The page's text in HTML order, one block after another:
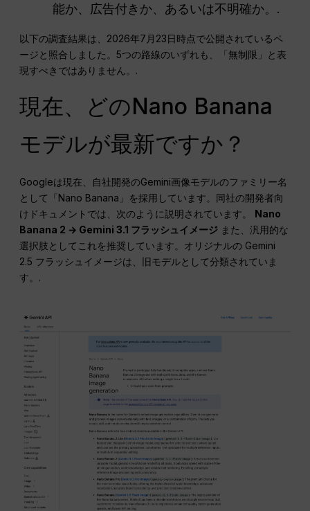
能か、広告付きか、あるいは不明確か。.
以下の調査結果は、2026年7月23日時点で公開されているペ
ージと照合しました。5つの路線のいずれも、「無制限」と表
現すべきではありません。.
現在、どのNano Banana
モデルが最新ですか？
Googleは現在、自社開発のGemini画像モデルのファミリー名
として「Nano Banana」を採用しています。同社の開発者向
けドキュメントでは、次のように説明されています。 Nano
Banana 2 → Gemini 3.1 フラッシュイメージ また、汎用的な
選択肢としてこれを推奨しています。オリジナルの Gemini
2.5 フラッシュイメージは、旧モデルとして分類されていま
す。.